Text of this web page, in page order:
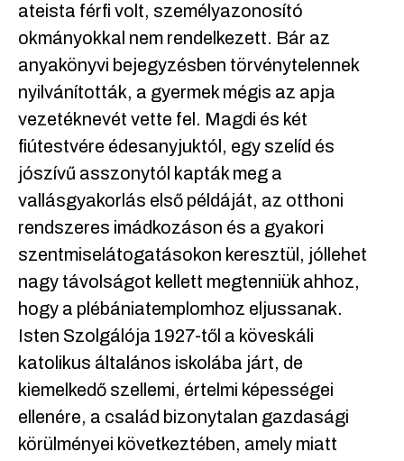
ateista férfi volt, személyazonosító
okmányokkal nem rendelkezett. Bár az
anyakönyvi bejegyzésben törvénytelennek
nyilvánították, a gyermek mégis az apja
vezetéknevét vette fel. Magdi és két
fiútestvére édesanyjuktól, egy szelíd és
jószívű asszonytól kapták meg a
vallásgyakorlás első példáját, az otthoni
rendszeres imádkozáson és a gyakori
szentmiselátogatásokon keresztül, jóllehet
nagy távolságot kellett megtenniük ahhoz,
hogy a plébániatemplomhoz eljussanak.
Isten Szolgálója 1927-től a köveskáli
katolikus általános iskolába járt, de
kiemelkedő szellemi, értelmi képességei
ellenére, a család bizonytalan gazdasági
körülményei következtében, amely miatt